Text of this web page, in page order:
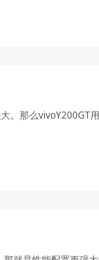
。那么vivoY200GT